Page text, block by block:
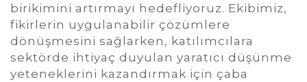
birikimini artırmayı hedefliyoruz. Ekibimiz,
fikirlerin uygulanabilir çözümlere
dönüşmesini sağlarken, katılımcılara
sektörde ihtiyaç duyulan yaratıcı düşünme
yeteneklerini kazandırmak için çaba